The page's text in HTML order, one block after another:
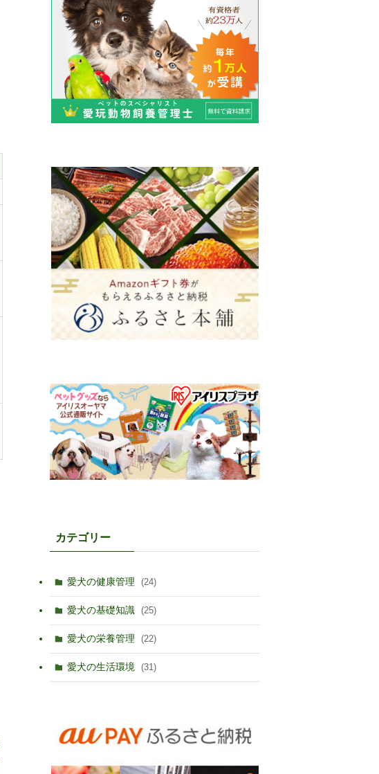
カテゴリー
愛犬の健康管理 (24)
愛犬の基礎知識 (25)
愛犬の栄養管理 (22)
愛犬の生活環境 (31)